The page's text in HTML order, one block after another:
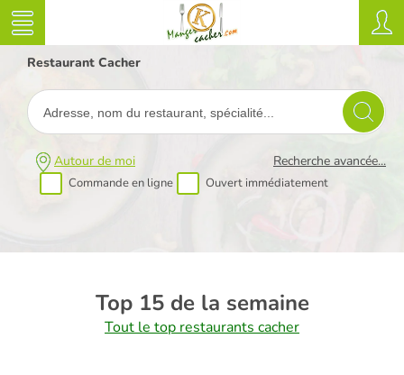
Restaurant Cacher
Autour de moi
Commande en ligne Ouvert immédiatement
Recherche avancée...
Top 15 de la semaine
Tout le top restaurants cacher